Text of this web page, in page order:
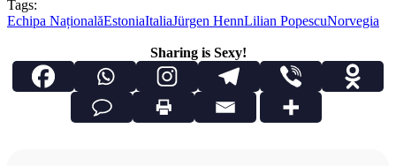
Tags:
Echipa NaționalăEstoniaItaliaJürgen HennLilian PopescuNorvegia
Sharing is Sexy!